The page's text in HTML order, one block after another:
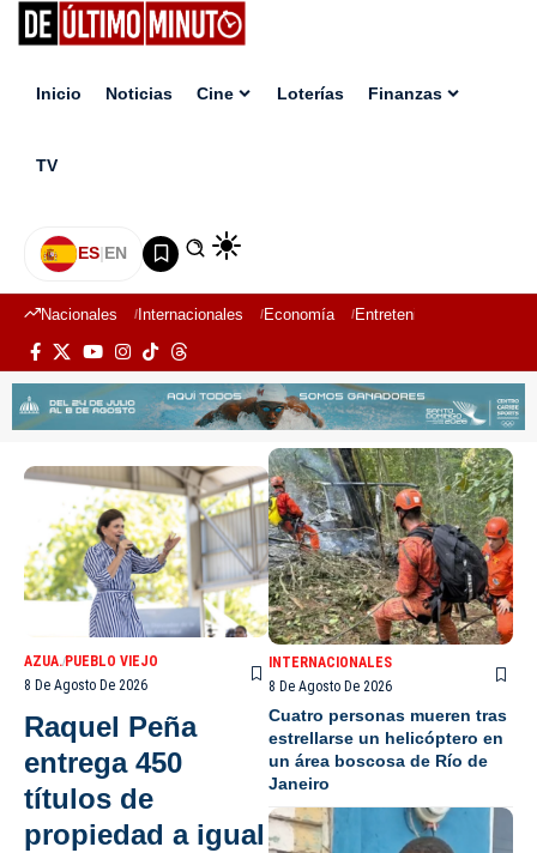
Inicio Noticias Cine Loterías Finanzas
TV
ES|EN
Nacionales Internacionales Economía Entretenimiento
AZUA.PUEBLO VIEJO
8 De Agosto De 2026
Raquel Peña
entrega 450
títulos de
propiedad a igual
INTERNACIONALES
8 De Agosto De 2026
Cuatro personas mueren tras
estrellarse un helicóptero en
un área boscosa de Río de
Janeiro